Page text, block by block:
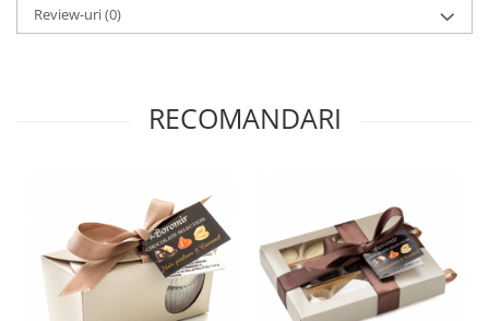
Review-uri(0)
RECOMANDARI